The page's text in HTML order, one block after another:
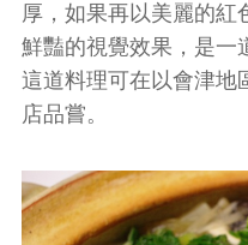
厚，如果再以美麗的
鮮豔的視覺效果，是一
這道料理可在以會津地
店品嘗。